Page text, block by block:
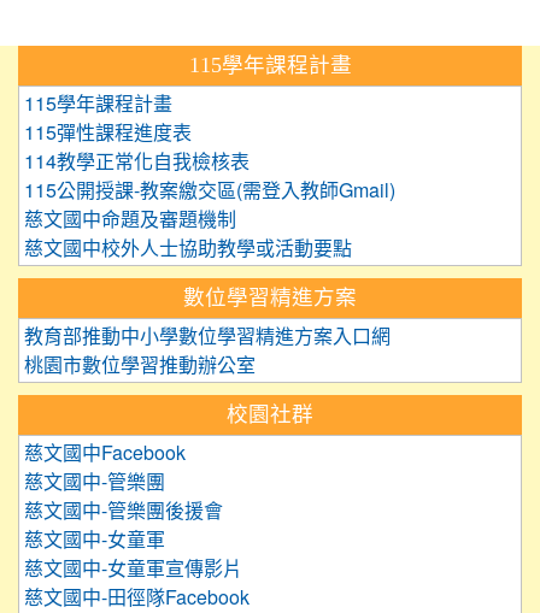
115學年課程計畫
115學年課程計畫
115彈性課程進度表
114教學正常化自我檢核表
115公開授課-教案繳交區(需登入教師Gmail)
慈文國中命題及審題機制
慈文國中校外人士協助教學或活動要點
數位學習精進方案
教育部推動中小學數位學習精進方案入口網
桃園市數位學習推動辦公室
校園社群
慈文國中Facebook
慈文國中-管樂團
慈文國中-管樂團後援會
慈文國中-女童軍
慈文國中-女童軍宣傳影片
慈文國中-田徑隊Facebook